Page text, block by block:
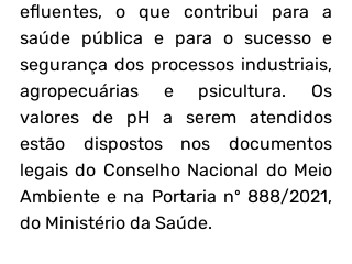
efluentes, o que contribui para a
saúde pública e para o sucesso e
segurança dos processos industriais,
agropecuárias e psicultura. Os
valores de pH a serem atendidos
estão dispostos nos documentos
legais do Conselho Nacional do Meio
Ambiente e na Portaria nº 888/2021,
do Ministério da Saúde.